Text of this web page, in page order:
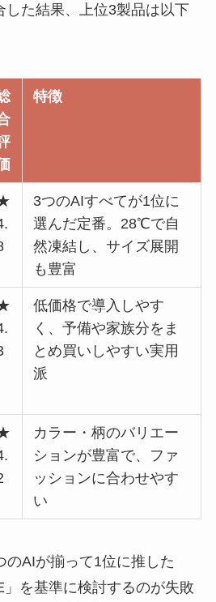
した結果、上位3製品は以下
特徴
3つのAIすべてが1位に
選んだ定番。28℃で自
然凍結し、サイズ展開
も豊富
低価格で導入しやす
く、予備や家族分をま
とめ買いしやすい実用
派
カラー・柄のバリエー
ションが豊富で、ファ
ッションに合わせやす
い
のAIが揃って1位に推した
」を基準に検討するのが失敗